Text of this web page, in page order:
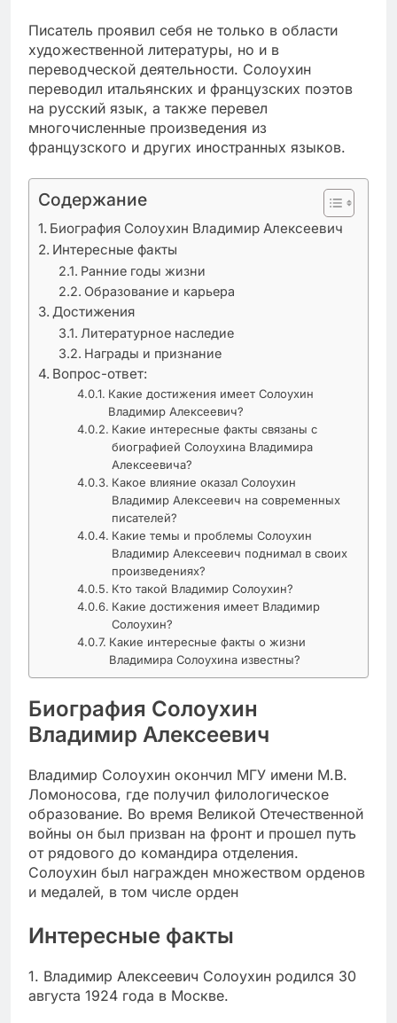
Писатель проявил себя не только в области
художественной литературы, но и в
переводческой деятельности. Солоухин
переводил итальянских и французских поэтов
на русский язык, а также перевел
многочисленные произведения из
французского и других иностранных языков.
Содержание
Биография Солоухин Владимир Алексеевич
Интересные факты
Ранние годы жизни
Образование и карьера
Достижения
Литературное наследие
Награды и признание
Вопрос-ответ:
Какие достижения имеет Солоухин
Владимир Алексеевич?
Какие интересные факты связаны с
биографией Солоухина Владимира
Алексеевича?
Какое влияние оказал Солоухин
Владимир Алексеевич на современных
писателей?
Какие темы и проблемы Солоухин
Владимир Алексеевич поднимал в своих
произведениях?
Кто такой Владимир Солоухин?
Какие достижения имеет Владимир
Солоухин?
Какие интересные факты о жизни
Владимира Солоухина известны?
Биография Солоухин
Владимир Алексеевич
Владимир Солоухин окончил МГУ имени М.В.
Ломоносова, где получил филологическое
образование. Во время Великой Отечественной
войны он был призван на фронт и прошел путь
от рядового до командира отделения.
Солоухин был награжден множеством орденов
и медалей, в том числе орден
Интересные факты
1. Владимир Алексеевич Солоухин родился 30
августа 1924 года в Москве.